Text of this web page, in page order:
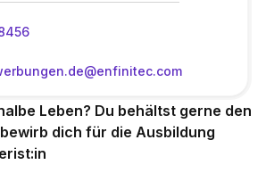
Leben? Du behältst gerne den
dich für die Ausbildung